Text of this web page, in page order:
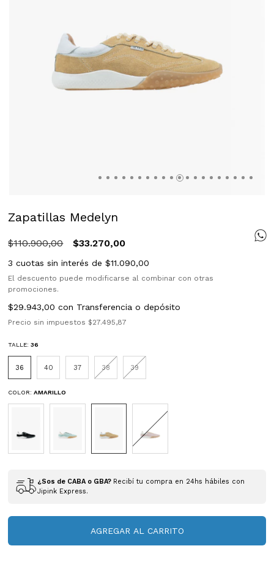
Zapatillas Medelyn
$110.900,00 $33.270,00
3 cuotas sin interés de$11.090,00
El descuento puede modificarse al combinar con otras
promociones.
$29.943,00 con Transferencia o depósito
Precio sin impuestos $27.495,87
TALLE:36
36 40 37 38 39
COLOR:AMARILLO
¿Sos de CABA o GBA? Recibí tu compra en 24hs hábiles con
Jipink Express.